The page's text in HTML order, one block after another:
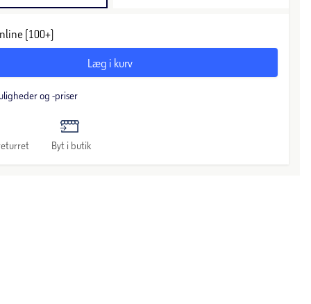
(100+)
Læg i kurv
og -priser
Byt i butik